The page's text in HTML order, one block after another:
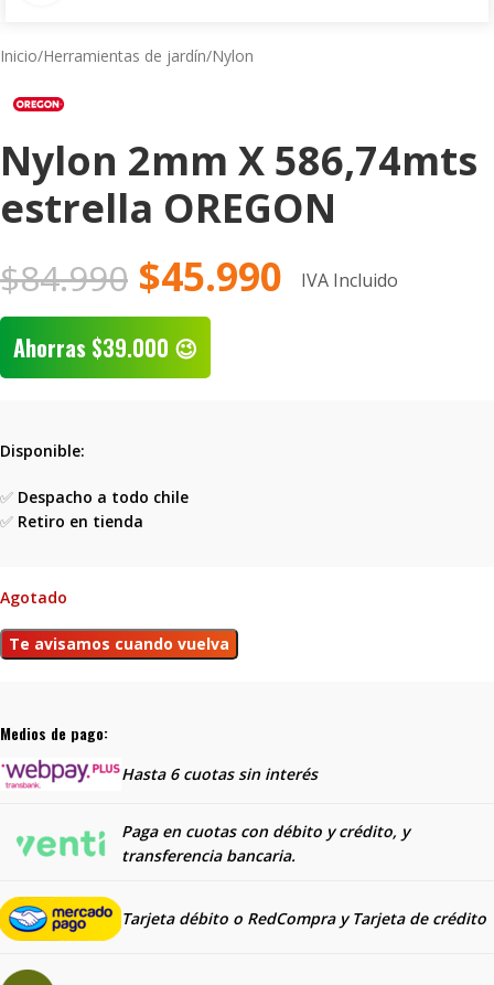
Inicio/Herramientas de jardín/Nylon
Nylon 2mm X 586,74mts
estrella OREGON
$84.990 $45.990 IVA Incluido
Ahorras $39.000 😉
Disponible:
✅ Despacho a todo chile
✅ Retiro en tienda
Agotado
Medios de pago:
Hasta 6 cuotas sin interés
Paga en cuotas con débito y crédito, y
transferencia bancaria.
Tarjeta débito o RedCompra y Tarjeta de crédito